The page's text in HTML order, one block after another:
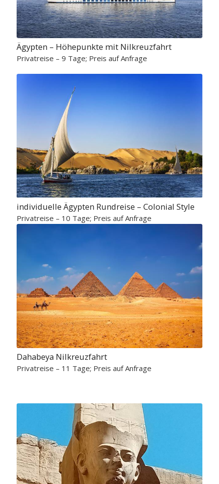
Ägypten – Höhepunkte mit Nilkreuzfahrt
Privatreise – 9 Tage; Preis auf Anfrage
individuelle Ägypten Rundreise – Colonial Style
Privatreise – 10 Tage; Preis auf Anfrage
Dahabeya Nilkreuzfahrt
Privatreise – 11 Tage; Preis auf Anfrage